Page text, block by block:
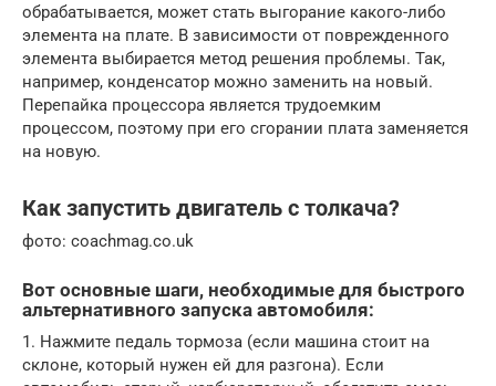
обрабатывается, может стать выгорание какого-либо
элемента на плате. В зависимости от поврежденного
элемента выбирается метод решения проблемы. Так,
например, конденсатор можно заменить на новый.
Перепайка процессора является трудоемким
процессом, поэтому при его сгорании плата заменяется
на новую.
Как запустить двигатель с толкача?
фото: coachmag.co.uk
Вот основные шаги, необходимые для быстрого
альтернативного запуска автомобиля:
1. Нажмите педаль тормоза (если машина стоит на
склоне, который нужен ей для разгона). Если